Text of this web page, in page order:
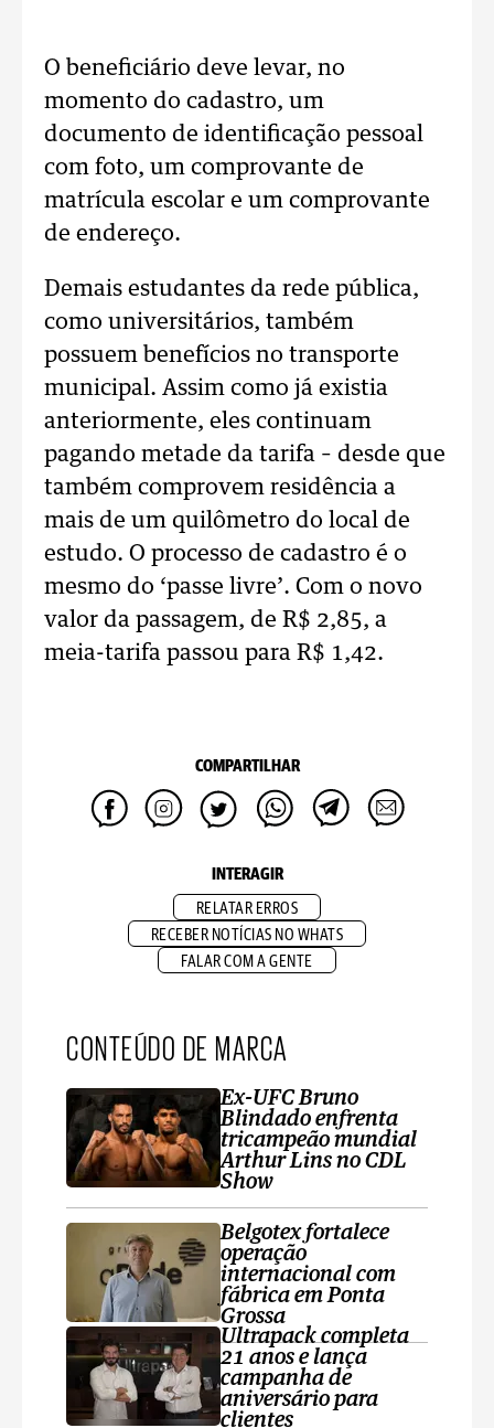
O beneficiário deve levar, no
momento do cadastro, um
documento de identificação pessoal
com foto, um comprovante de
matrícula escolar e um comprovante
de endereço.
Demais estudantes da rede pública,
como universitários, também
possuem benefícios no transporte
municipal. Assim como já existia
anteriormente, eles continuam
pagando metade da tarifa – desde que
também comprovem residência a
mais de um quilômetro do local de
estudo. O processo de cadastro é o
mesmo do ‘passe livre’. Com o novo
valor da passagem, de R$ 2,85, a
meia-tarifa passou para R$ 1,42.
COMPARTILHAR
INTERAGIR
RELATAR ERROS
RECEBER NOTÍCIAS NO WHATS
FALAR COM A GENTE
CONTEÚDO DE MARCA
Ex-UFC Bruno
Blindado enfrenta
tricampeão mundial
Arthur Lins no CDL
Show
Belgotex fortalece
operação
internacional com
fábrica em Ponta
Grossa
Ultrapack completa
21 anos e lança
campanha de
aniversário para
clientes